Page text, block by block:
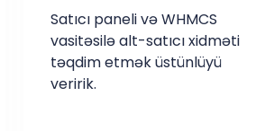
Satıcı paneli və WHMCS
vasitəsilə alt-satıcı xidməti
təqdim etmək üstünlüyü
veririk.